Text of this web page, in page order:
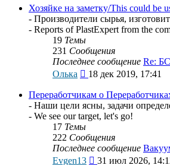
последнему
сообщению
Хозяйке на заметку/This could be
- Производители сырья,
- Reports of PlastExpert from the
19 Темы
231 Сообщения
Последнее сообщение Re:
Олька
Перейти
последнему
сообщению
18 дек 2019, 17:41
Переработчикам о
- Наши цели ясны, задачи
- We see our target, let's go!
17 Темы
222 Сообщения
Последнее сообщение
Evgen13
Перейти
31 июл 2026,